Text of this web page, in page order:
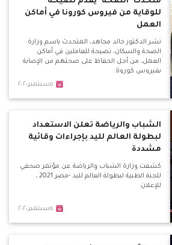
للوقاية من فيروس كورونا في أماكن
العمل
نشر الدكتور خالد مجاهد، المتحدث باسم وزارة
الصحة والسكان، نصيحة للعاملين في أماكن
العمل، من أجل الحفاظ على صحتهم من الإصابة
بفيروس كورونا.
٥سبتمبر٢٠٢٠
الشباب والرياضة تعلن الاستعداد
لبطولة العالم لليد بإجراءات وقائية
مشددة
كشفت وزارة الشباب والرياضة عن مؤتمر صحفي
للجنة الطبية لبطولة العالم لليد -مصر 2021 ،
للإعلان
٥سبتمبر٢٠٢٠